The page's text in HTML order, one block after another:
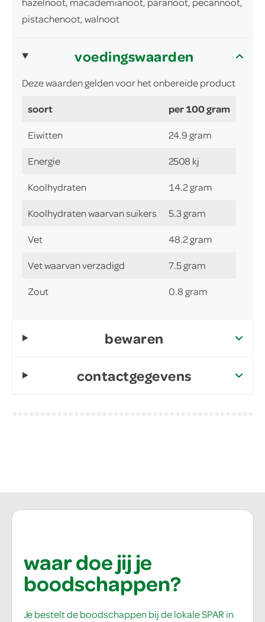
pistachenoot, walnoot
voedingswaarden
Deze waarden gelden voor het onbereide product
soort per 100 gram
Eiwitten 24.9 gram
Energie 2508 kj
Koolhydraten 14.2 gram
Koolhydraten waarvan suikers 5.3 gram
Vet 48.2 gram
Vet waarvan verzadigd 7.5 gram
Zout 0.8 gram
bewaren
contactgegevens
waar doe jij je
boodschappen?
Je bestelt de boodschappen bij de lokale SPAR in